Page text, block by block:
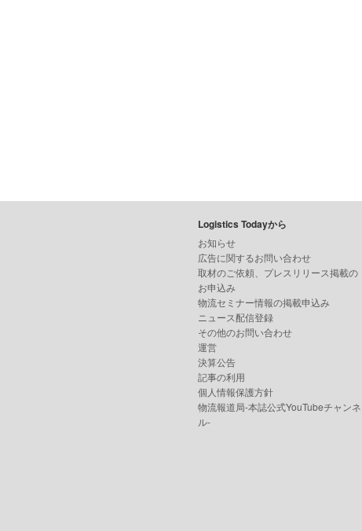
Logistics Todayから
お知らせ
広告に関するお問い合わせ
取材のご依頼、プレスリリース掲載の
お申込み
物流セミナー情報の掲載申込み
ニュース配信登録
その他のお問い合わせ
運営
決算公告
記事の利用
個人情報保護方針
物流報道局-本誌公式YouTubeチャンネ
ル-